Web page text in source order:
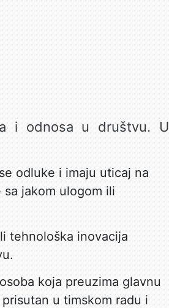
i odnosa u društvu. U
odluke i imaju uticaj na
jakom ulogom ili
tehnološka inovacija
koja preuzima glavnu
u timskom radu i